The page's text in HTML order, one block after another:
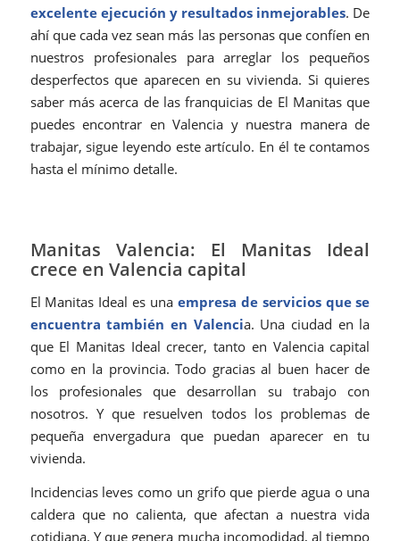
excelente ejecución y resultados inmejorables. De
ahí que cada vez sean más las personas que confíen en
nuestros profesionales para arreglar los pequeños
desperfectos que aparecen en su vivienda. Si quieres
saber más acerca de las franquicias de El Manitas que
puedes encontrar en Valencia y nuestra manera de
trabajar, sigue leyendo este artículo. En él te contamos
hasta el mínimo detalle.
Manitas Valencia: El Manitas Ideal
crece en Valencia capital
El Manitas Ideal es una empresa de servicios que se
encuentra también en Valencia. Una ciudad en la
que El Manitas Ideal crecer, tanto en Valencia capital
como en la provincia. Todo gracias al buen hacer de
los profesionales que desarrollan su trabajo con
nosotros. Y que resuelven todos los problemas de
pequeña envergadura que puedan aparecer en tu
vivienda.
Incidencias leves como un grifo que pierde agua o una
caldera que no calienta, que afectan a nuestra vida
cotidiana. Y que genera mucha incomodidad, al tiempo